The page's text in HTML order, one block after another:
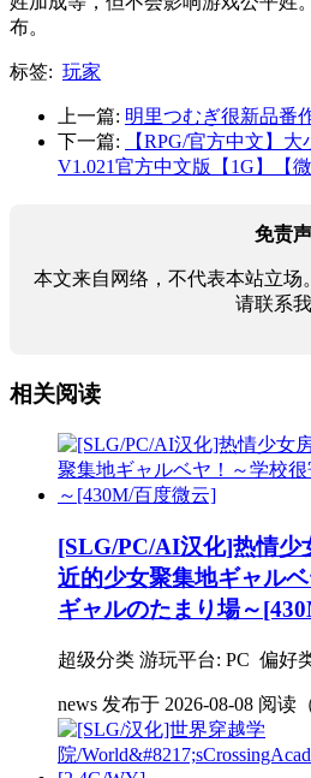
布。
标签: 玩家
上一篇: 明里つむぎ很新品番
下一篇:
【RPG/官方中文】
V1.021官方中文版【1G】【微
免责
本文来自网络，不代表本站立
请联系我
相关阅读
[SLG/PC/AI汉化]热情少
近的少女聚集地ギャル
ギャルのたまり場～
超级分类 游玩平台: PC 偏好
news 发布于 2026-08-08 阅读